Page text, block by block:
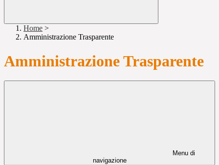
Home >
Amministrazione Trasparente
Amministrazione Trasparente
Menu di
navigazione